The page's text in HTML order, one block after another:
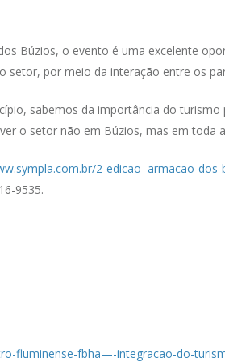
Búzios, o evento é uma excelente
por meio da interação entre os
sabemos da importância do
o setor não em Búzios, mas em toda
2-edicao–armacao-
9535.
fluminense-fbha—-integracao-do-